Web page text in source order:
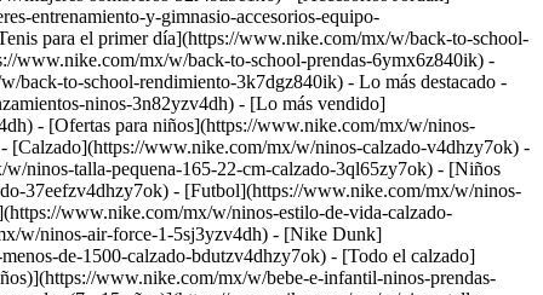
entrenamiento-y-gimnasio-accesorios-equipo-
para el primer día](https://www.nike.com/mx/w/back-to-school-
www.nike.com/mx/w/back-to-school-prendas-6ymx6z840ik) -
back-to-school-rendimiento-3k7dgz840ik) - Lo más destacado -
ninos-3n82yzv4dh) - [Lo más vendido]
- [Ofertas para niños](https://www.nike.com/mx/w/ninos-
- [Calzado](https://www.nike.com/mx/w/ninos-calzado-v4dhzy7ok) -
ninos-talla-pequena-165-22-cm-calzado-3ql65zy7ok) - [Niños
37eefzv4dhzy7ok) - [Futbol](https://www.nike.com/mx/w/ninos-
www.nike.com/mx/w/ninos-estilo-de-vida-calzado-
w/ninos-air-force-1-5sj3yzv4dh) - [Nike Dunk]
de-1500-calzado-bdutzv4dhzy7ok) - [Todo el calzado]
www.nike.com/mx/w/bebe-e-infantil-ninos-prendas-